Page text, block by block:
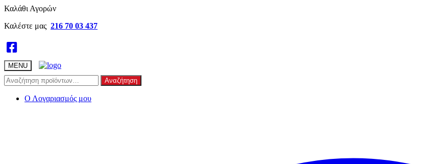
Skip
navigation
Skip
content
Καλάθι Αγορών
Καλέστε μας 216 70 03 437
MENU
Αναζήτηση
για:
Αναζήτηση
Ο Λογαριασμός μου